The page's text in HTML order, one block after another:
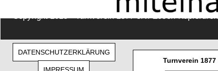
Copyright 2018 - Turnverein 1877 e.V. Essen-Kupferdreh
DATENSCHUTZERKLÄRUNG
IMPRESSUM
Turnverein